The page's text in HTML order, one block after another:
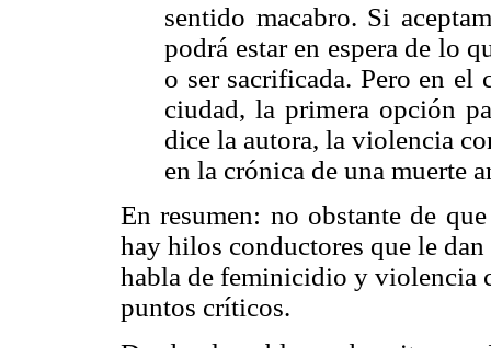
sentido macabro. Si
podrá estar en espera de lo
o ser sacrificada. Pero en el
ciudad, la primera opción
dice la autora, la violencia
en la crónica de una muerte
En resumen: no obstante de
hay hilos conductores que le
habla de feminicidio y violencia
puntos críticos.